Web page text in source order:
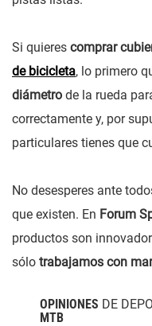
Si quieres comprar
de bicicleta, lo primero
diámetro de la rueda
correctamente y, por
particulares tienes que
No desesperes ante
que existen. En Forum
productos son
sólo trabajamos con
OPINIONES DE
MTB